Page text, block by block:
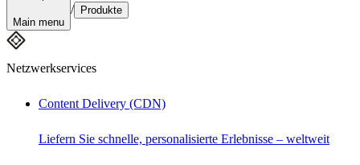
Main menu
/ Produkte
Netzwerkservices
Content Delivery (CDN)
Liefern Sie schnelle, personalisierte Erlebnisse – weltweit